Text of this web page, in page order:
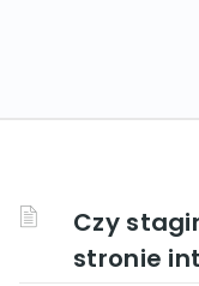
Czy
stronie